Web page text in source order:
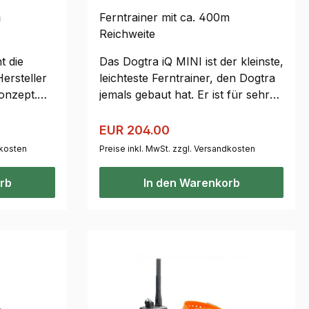
die
100
Der
der
Ferntrainer mit ca. 400m
Reichweite
Das Dogtra iQ MINI ist der kleinste,
leichteste Ferntrainer, den Dogtra
jemals gebaut hat. Er ist für sehr
geeignet.Der extra kleine,
wasserdichte Halsbandempfänger
eingelassen. Alleine wiegt der
Empfänger nur federleichte 36 g,
ausgestattet, die für kurzes bis
mittleres Fell geeignet sind.
Aufgrund seiner speziellen
Verkaufspreis:
EUR 204.00
Preise inkl. MwSt. zzgl. Versandkosten
In den Warenkorb